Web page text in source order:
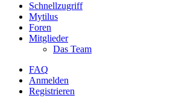
Schnellzugriff
Mytilus
Foren
Mitglieder
Das Team
FAQ
Anmelden
Registrieren